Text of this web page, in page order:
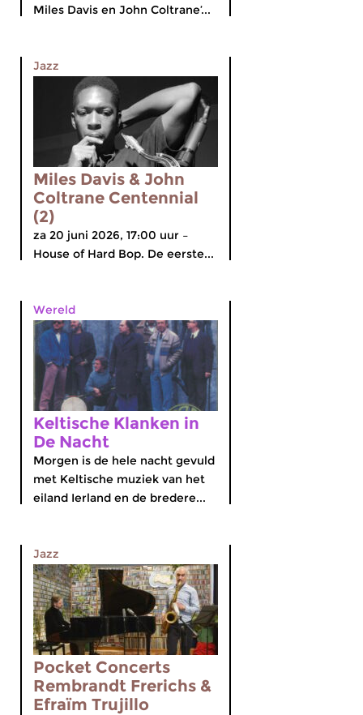
Miles Davis en John Coltrane’...
Jazz
Miles Davis & John
Coltrane Centennial
(2)
za 20 juni 2026, 17:00 uur –
House of Hard Bop. De eerste...
Wereld
Keltische Klanken in
De Nacht
Morgen is de hele nacht gevuld
met Keltische muziek van het
eiland Ierland en de bredere...
Jazz
Pocket Concerts
Rembrandt Frerichs &
Efraïm Trujillo